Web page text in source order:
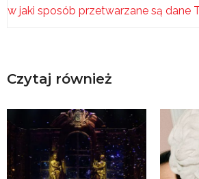
w jaki sposób przetwarzane są dane
Czytaj również